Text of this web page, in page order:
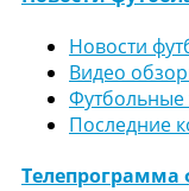
Новости
Видео
Последние
Телепрограмма